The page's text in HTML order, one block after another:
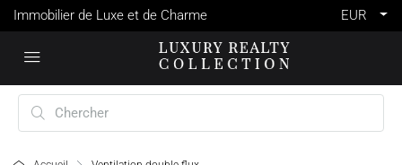
Immobilier de Luxe et de Charme EUR